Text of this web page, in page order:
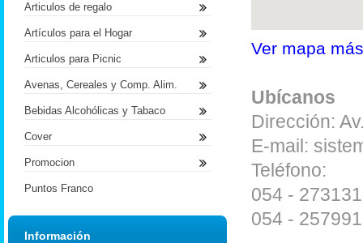
Ver mapa
Ubícanos
Dirección:
E-mail:
Teléfono:
054 - 273131
054 - 257991
Articulos de regalo
Artículos para el Hogar
Articulos para Picnic
Avenas, Cereales y Comp. Alim.
Bebidas Alcohólicas y Tabaco
Cover
Promocion
Puntos Franco
Información